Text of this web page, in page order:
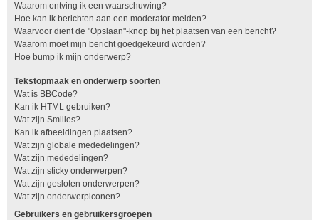
Waarom ontving ik een waarschuwing?
Hoe kan ik berichten aan een moderator melden?
Waarvoor dient de "Opslaan"-knop bij het plaatsen van een bericht?
Waarom moet mijn bericht goedgekeurd worden?
Hoe bump ik mijn onderwerp?
Tekstopmaak en onderwerp soorten
Wat is BBCode?
Kan ik HTML gebruiken?
Wat zijn Smilies?
Kan ik afbeeldingen plaatsen?
Wat zijn globale mededelingen?
Wat zijn mededelingen?
Wat zijn sticky onderwerpen?
Wat zijn gesloten onderwerpen?
Wat zijn onderwerpiconen?
Gebruikers en gebruikersgroepen